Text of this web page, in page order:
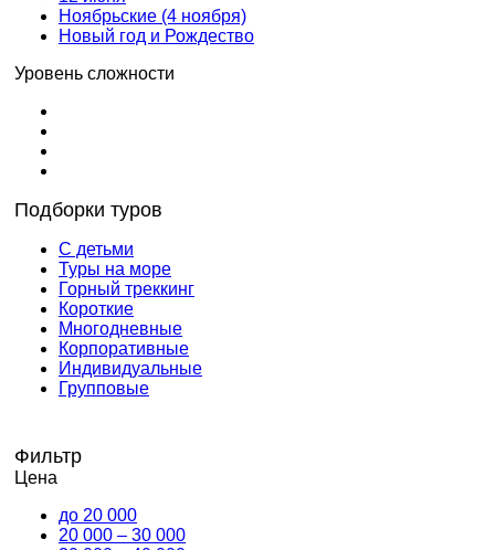
Ноябрьские (4 ноября)
Новый год и Рождество
Уровень сложности
Подборки туров
С детьми
Туры на море
Горный треккинг
Короткие
Многодневные
Корпоративные
Индивидуальные
Групповые
Фильтр
Цена
до 20 000
20 000 – 30 000